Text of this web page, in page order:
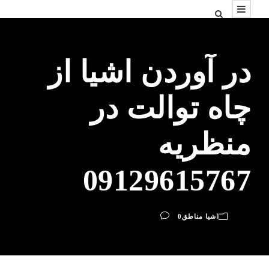
در آوردن اشیا از
چاه توالت در
منظریه
09129615767
اشیا مناطق 0